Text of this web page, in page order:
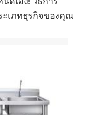
ดเอง: วิธีการ
ะเภทธุรกิจของคุณ